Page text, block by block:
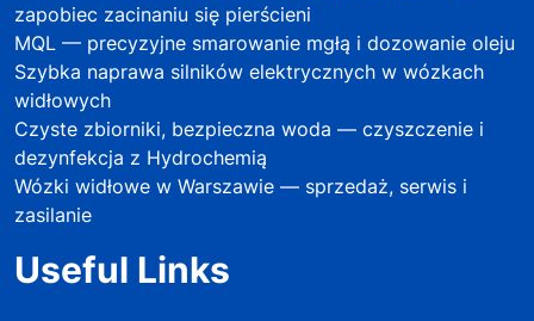
zapobiec zacinaniu się pierścieni
MQL — precyzyjne smarowanie mgłą i dozowanie oleju
Szybka naprawa silników elektrycznych w wózkach
widłowych
Czyste zbiorniki, bezpieczna woda — czyszczenie i
dezynfekcja z Hydrochemią
Wózki widłowe w Warszawie — sprzedaż, serwis i
zasilanie
Useful Links